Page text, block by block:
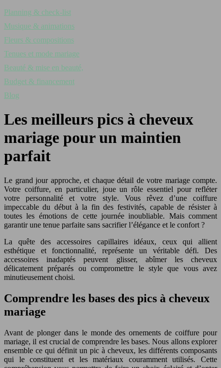
Planning & check-list
Musique & animations
Fleurs & compositions
Tenues et mode mariage
Beauté & mise en beauté,
Budget & financement
Blog
Les meilleurs pics à cheveux
mariage pour un maintien
parfait
Le grand jour approche, et chaque détail de votre mariage compte.
Votre coiffure, en particulier, joue un rôle essentiel pour refléter
votre personnalité et votre style. Vous rêvez d’une coiffure
impeccable du début à la fin des festivités, capable de résister à
toutes les émotions de cette journée inoubliable. Mais comment
garantir une tenue parfaite sans sacrifier l’élégance et le confort ?
La quête des accessoires capillaires idéaux, ceux qui allient
esthétique et fonctionnalité, représente un véritable défi. Des
accessoires inadaptés peuvent glisser, abîmer les cheveux
délicatement préparés ou compromettre le style que vous avez
minutieusement choisi.
Comprendre les bases des pics à cheveux
mariage
Avant de plonger dans le monde des ornements de coiffure pour
mariage, il est crucial de comprendre les bases. Nous allons explorer
ensemble ce qui définit un pic à cheveux, les différents composants
qui le constituent et les matériaux couramment utilisés. Cette